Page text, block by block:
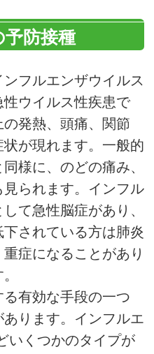
防接種
フルエンザウイルス
ウイルス性疾患で
発熱、頭痛、関節
が現れます。一般的
様に、のどの痛み、
られます。インフル
て急性脳症があり、
されている方は肺炎
症になることがあり
有効な手段の一つ
ります。インフルエ
いくつかのタイプが